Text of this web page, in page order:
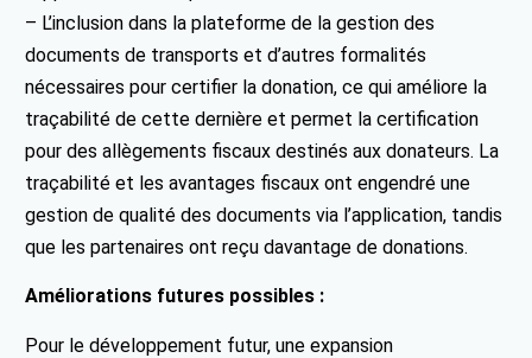
– L’inclusion dans la plateforme de la gestion des
documents de transports et d’autres formalités
nécessaires pour certifier la donation, ce qui améliore la
traçabilité de cette dernière et permet la certification
pour des allègements fiscaux destinés aux donateurs. La
traçabilité et les avantages fiscaux ont engendré une
gestion de qualité des documents via l’application, tandis
que les partenaires ont reçu davantage de donations.
Améliorations futures possibles :
Pour le développement futur, une expansion